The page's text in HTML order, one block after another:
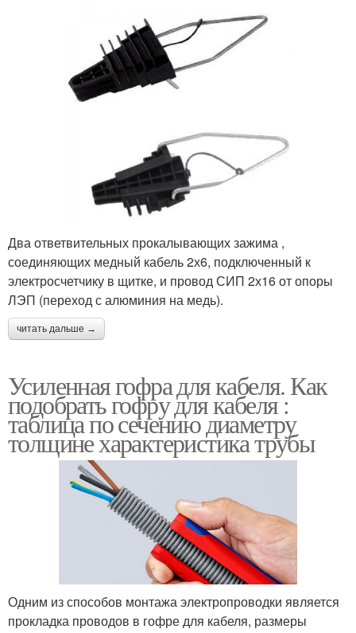
Два ответвительных прокалывающих зажима ,
соединяющих медный кабель 2х6, подключенный к
электросчетчику в щитке, и провод СИП 2х16 от опоры
ЛЭП (переход с алюминия на медь).
читать дальше →
Усиленная гофра для кабеля. Как
подобрать гофру для кабеля :
таблица по сечению диаметру
толщине характеристика трубы
Одним из способов монтажа электропроводки является
прокладка проводов в гофре для кабеля, размеры